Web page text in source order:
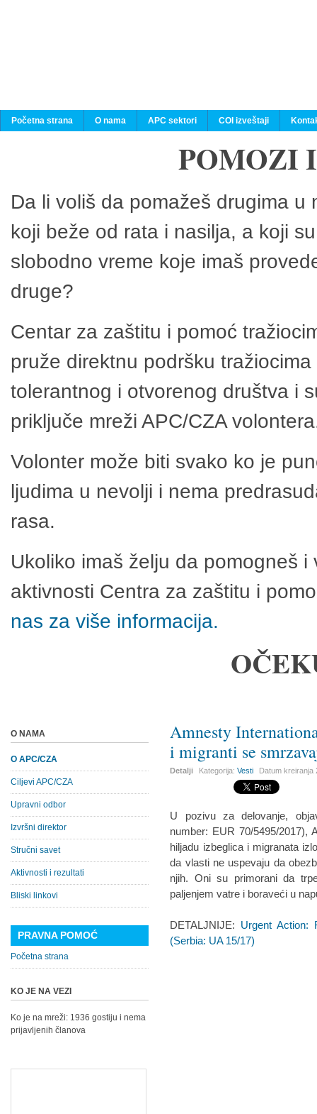
Početna strana O nama APC sektori COI izveštaji
POMOZI
Da li voliš da pomažeš drugima
koji beže od rata i nasilja, a koji
slobodno vreme koje imaš
druge?
Centar za zaštitu i pomoć
pruže direktnu podršku
tolerantnog i otvorenog društva i
priključe mreži APC/CZA
Volonter može biti svako ko je
ljudima u nevolji i nema
rasa.
Ukoliko imaš želju da pomogneš
aktivnosti Centra za zaštitu i
nas za više informacija.
Amnesty
i migranti se
Detalji Kategorija:Vesti Datum kreiranja
U pozivu za delovanje,
number: EUR 70/5495/2017),
hiljadu izbeglica i migranata
da vlasti ne uspevaju da
njih. Oni su primorani da
paljenjem vatre i boraveći u
DETALJNIJE: Urgent Action:
(Serbia: UA 15/17)
O NAMA
O APC/CZA
Ciljevi APC/CZA
Upravni odbor
Izvršni direktor
Stručni savet
Aktivnosti i rezultati
Bliski linkovi
PRAVNA POMOĆ
Početna strana
KO JE NA VEZI
Ko je na mreži: 1936 gostiju i nema
prijavljenih članova